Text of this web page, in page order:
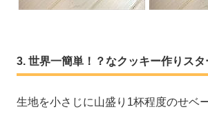
世界一簡単！？なクッキー作りスタ
生地を小さじに山盛り1杯程度のせベ